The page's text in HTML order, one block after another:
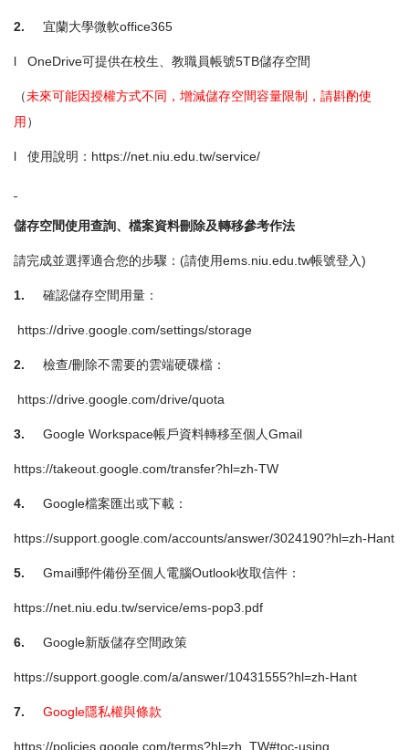
2. 宜蘭大學微軟office365
l OneDrive可提供在校生、教職員帳號5TB儲存空間
（未來可能因授權方式不同，增減儲存空間容量限制，請斟酌使
用 ）
l 使用說明： https://net.niu.edu.tw/service/
儲存空間使用查詢、檔案資料刪除及轉移參考作法
請完成並選擇適合您的步驟：(請使用ems.niu.edu.tw帳號登入)
1. 確認儲存空間用量：
https://drive.google.com/settings/storage
2. 檢查/刪除不需要的雲端硬碟檔：
https://drive.google.com/drive/quota
3. Google Workspace帳戶資料轉移至個人Gmail
https://takeout.google.com/transfer?hl=zh-TW
4. Google檔案匯出或下載：
https://support.google.com/accounts/answer/3024190?hl=zh-Hant
5. Gmail郵件備份至個人電腦Outlook收取信件：
https://net.niu.edu.tw/service/ems-pop3.pdf
6. Google新版儲存空間政策
https://support.google.com/a/answer/10431555?hl=zh-Hant
7. Google隱私權與條款
https://policies.google.com/terms?hl=zh_TW#toc-using